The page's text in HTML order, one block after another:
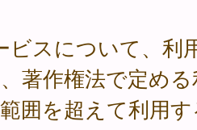
スについて、利
著作権法で定め
囲を超えて利用